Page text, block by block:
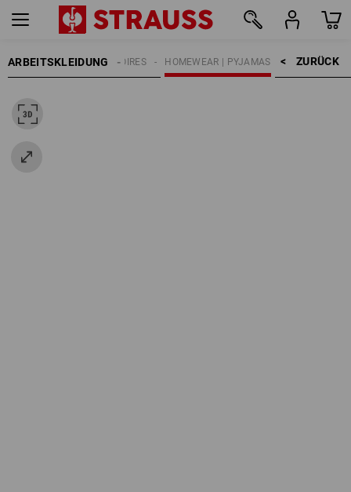
ARBEITSKLEIDUNG ZURÜCK    >
HOMEWEAR | PYJAMAS
ACCESSOIRES
HERREN